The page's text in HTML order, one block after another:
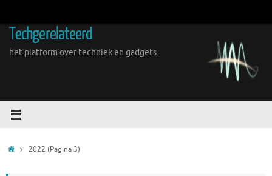
inhoud
Techgerelateerd
het platform over techniek en gadgets.
Home2022 (Pagina 3)